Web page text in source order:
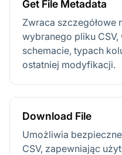
Get File Metadata
Zwraca szczegółowe
wybranego pliku
schemacie, typach
ostatniej modyfikacji.
Download File
Umożliwia
CSV, zapewniając